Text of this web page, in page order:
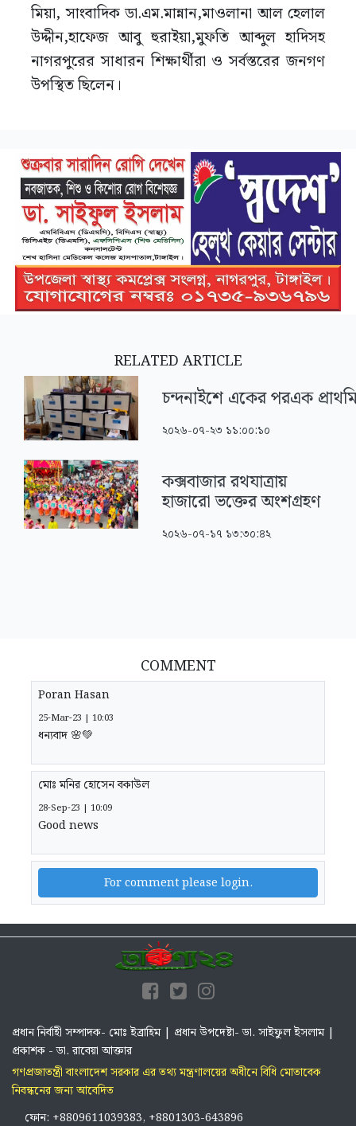
মিয়া, সাংবাদিক ডা.এম.মান্নান,মাওলানা আল হেলাল
উদ্দীন,হাফেজ আবু হুরাইয়া,মুফতি আব্দুল হাদিসহ
নাগরপুরের সাধারন শিক্ষার্থীরা ও সর্বস্তরের জনগণ
উপস্থিত ছিলেন।
RELATED ARTICLE
চন্দনাইশে একের পরএক
২০২৬-০৭-২৩ ১১:০০:১০
কক্সবাজার রথযাত্রায়
হাজারো ভক্তের অংশগ্রহণ
২০২৬-০৭-১৭ ১৩:৩০:৪২
COMMENT
Poran Hasan
25-Mar-23 | 10:03
ধন্যবাদ 🌸💚
মোঃ মনির হোসেন বকাউল
28-Sep-23 | 10:09
Good news
For comment please login.
প্রধান নির্বাহী সম্পাদক- মোঃ ইব্রাহিম | প্রধান উপদেষ্টা- ডা. সাইফুল ইসলাম |
প্রকাশক - ডা. রাবেয়া আক্তার
গণপ্রজাতন্ত্রী বাংলাদেশ সরকার এর তথ্য মন্ত্রণালয়ের অধীনে বিধি মোতাবেক
নিবন্ধনের জন্য আবেদিত
ফোন: +8809611039383, +8801303-643896